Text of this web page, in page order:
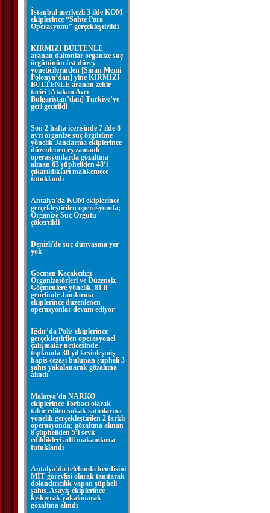
İstanbul merkezli 3 ilde KOM
ekiplerince “Sahte Para
Operasyonu” gerçekleştirildi
KIRMIZI BÜLTENLE
aranan daltonlar organize suç
örgütünün üst düzey
yöneticilerinden [Sinan Memi
Polonya’dan] yine KIRMIZI
BÜLTENLE aranan zehir
taciri [Atakan Avcı
Bulgaristan’dan] Türkiye’ye
geri getirildi
Son 2 hafta içerisinde 7 ilde 8
ayrı organize suç örgütüne
yönelik Jandarma ekiplerince
düzenlenen eş zamanlı
operasyonlarda gözaltına
alınan 63 şüpheliden 48’i
çıkarıldıkları mahkemece
tutuklandı
Antalya'da KOM ekiplerince
gerçekleştirilen operasyonda;
Organize Suç Örgütü
çökertildi
Denizli'de suç dünyasına yer
yok
Göçmen Kaçakçılığı
Organizatörleri ve Düzensiz
Göçmenlere yönelik, 81 il
genelinde Jandarma
ekiplerince düzenlenen
operasyonlar devam ediyor
Iğdır’da Polis ekiplerince
gerçekleştirilen operasyonel
çalışmalar neticesinde
toplamda 30 yıl kesinleşmiş
hapis cezası bulunan şüpheli 3
şahıs yakalanarak gözaltına
alındı
Malatya’da NARKO
ekiplerince Torbacı olarak
tabir edilen sokak satıcılarına
yönelik gerçekleştirilen 2 farklı
operasyonda; gözaltına alınan
8 şüpheliden 5’i sevk
edildikleri adli makamlarca
tutuklandı
Antalya’da telefonda kendisini
MİT görevlisi olarak tanıtarak
dolandırıcılık yapan şüpheli
şahıs. Asayiş ekiplerince
kıskıvrak yakalanarak
gözaltına alındı